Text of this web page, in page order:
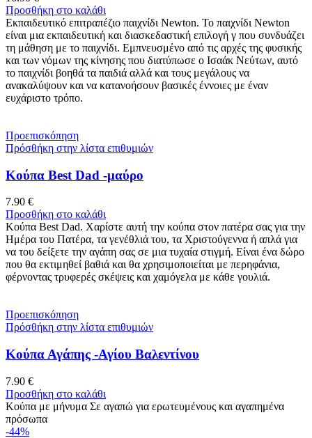
Προσθήκη στο καλάθι
Εκπαιδευτικό επιτραπέζιο παιχνίδι Newton. Το παιχνίδι Newton
είναι μια εκπαιδευτική και διασκεδαστική επιλογή γ που συνδυάζει
τη μάθηση με το παιχνίδι. Εμπνευσμένο από τις αρχές της φυσικής
και των νόμων της κίνησης που διατύπωσε ο Ισαάκ Νεύτων, αυτό
το παιχνίδι βοηθά τα παιδιά αλλά και τους μεγάλους να
ανακαλύψουν και να κατανοήσουν βασικές έννοιες με έναν
ευχάριστο τρόπο.
Προεπισκόπηση
Πρόσθήκη στην λίστα επιθυμιών
Κούπα Best Dad -μαύρο
7.90 €
Προσθήκη στο καλάθι
Κούπα Best Dad. Χαρίστε αυτή την κούπα στον πατέρα σας για την
Ημέρα του Πατέρα, τα γενέθλιά του, τα Χριστούγεννα ή απλά για
να του δείξετε την αγάπη σας σε μια τυχαία στιγμή. Είναι ένα δώρο
που θα εκτιμηθεί βαθιά και θα χρησιμοποιείται με περηφάνια,
φέρνοντας τρυφερές σκέψεις και χαμόγελα με κάθε γουλιά.
Προεπισκόπηση
Πρόσθήκη στην λίστα επιθυμιών
Κούπα Αγάπης -Αγίου Βαλεντίνου
7.90 €
Προσθήκη στο καλάθι
Κούπα με μήνυμα Σε αγαπώ για ερωτευμένους και αγαπημένα
πρόσωπα
-44%